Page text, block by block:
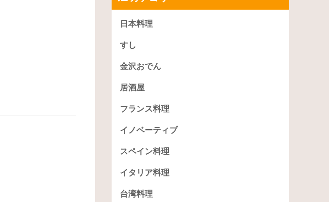
日本料理
すし
金沢おでん
居酒屋
フランス料理
イノベーティブ
スペイン料理
イタリア料理
台湾料理